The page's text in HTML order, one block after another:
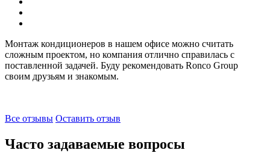
Монтаж кондиционеров в нашем офисе можно считать
сложным проектом, но компания отлично справилась с
поставленной задачей. Буду рекомендовать Ronco Group
своим друзьям и знакомым.
Все отзывы Оставить отзыв
Часто задаваемые вопросы